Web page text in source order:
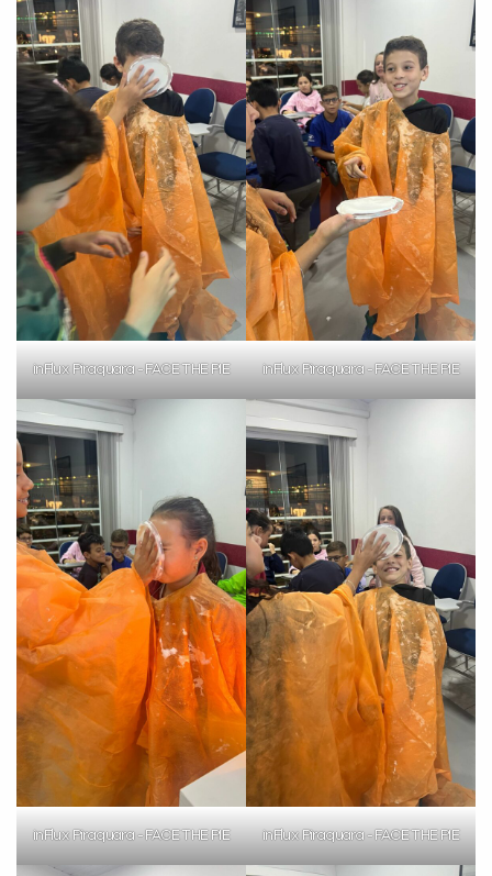
inFlux Piraquara - FACE THE PIE inFlux Piraquara - FACE THE PIE
inFlux Piraquara - FACE THE PIE inFlux Piraquara - FACE THE PIE
VOLTAR